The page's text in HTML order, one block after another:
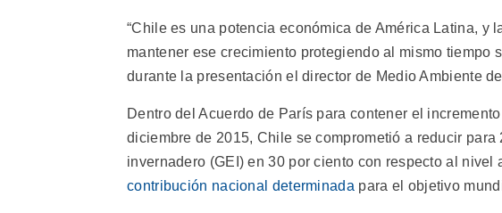
“Chile es una potencia económica de América Latina, y
mantener ese crecimiento protegiendo al mismo tiempo
durante la presentación el director de Medio Ambiente
Dentro del Acuerdo de París para contener el
diciembre de 2015, Chile se comprometió a reducir
invernadero (GEI) en 30 por ciento con respecto al nivel
contribución nacional determinada para el objetivo